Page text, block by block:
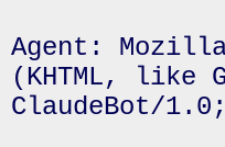
Agent:
(KHTML, like
ClaudeBot/